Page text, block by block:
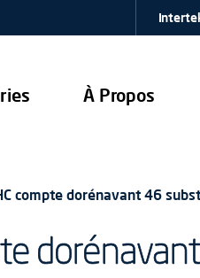
À Propos
compte dorénavant 46